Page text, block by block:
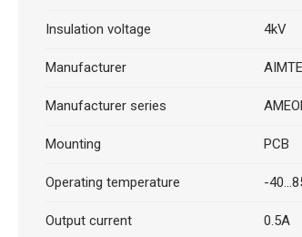
Insulation voltage 4kV
Manufacturer
Manufacturer series
Mounting PCB
Operating temperature -
Output current 0.5A